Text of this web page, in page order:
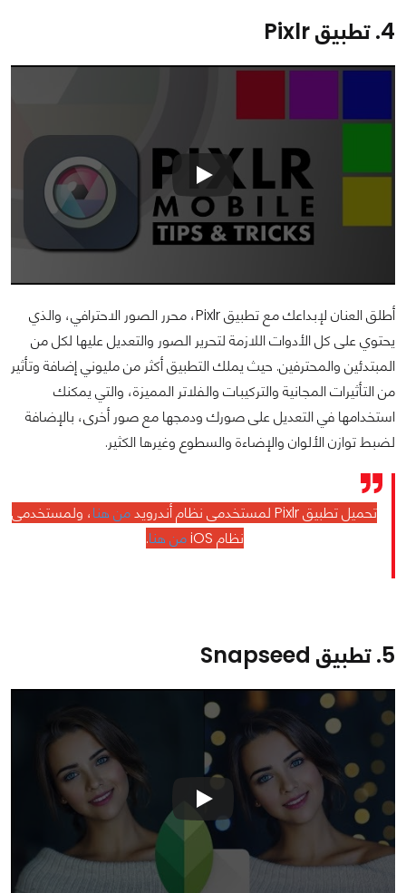
4. تطبيق Pixlr
أطلق العنان لإبداعك مع تطبيق Pixlr، محرر الصور الاحترافي، والذي
يحتوي على كل الأدوات اللازمة لتحرير الصور والتعديل عليها لكل من
المبتدئين والمحترفين. حيث يملك التطبيق أكثر من مليوني إضافة وتأثير
من التأثيرات المجانية والتركيبات والفلاتر المميزة، والتي يمكنك
استخدامها في التعديل على صورك ودمجها مع صور أخرى، بالإضافة
لضبط توازن الألوان والإضاءة والسطوع وغيرها الكثير.
تحميل تطبيق Pixlr لمستخدمي نظام أندرويد من هنا، ولمستخدمي
نظام iOS
من هنا.
5. تطبيق Snapseed